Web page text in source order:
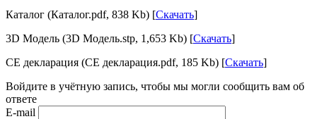
Каталог (Каталог.pdf, 838 Kb) [Скачать]
3D Модель (3D Модель.stp, 1,653 Kb) [Скачать]
CE декларация (CE декларация.pdf, 185 Kb) [Скачать]
Войдите в учётную запись, чтобы мы могли сообщить вам об
ответе
E-mail